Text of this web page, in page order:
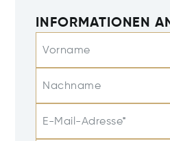
INFORMATIONEN
Vorname
Nachname
E-Mail-Adresse*